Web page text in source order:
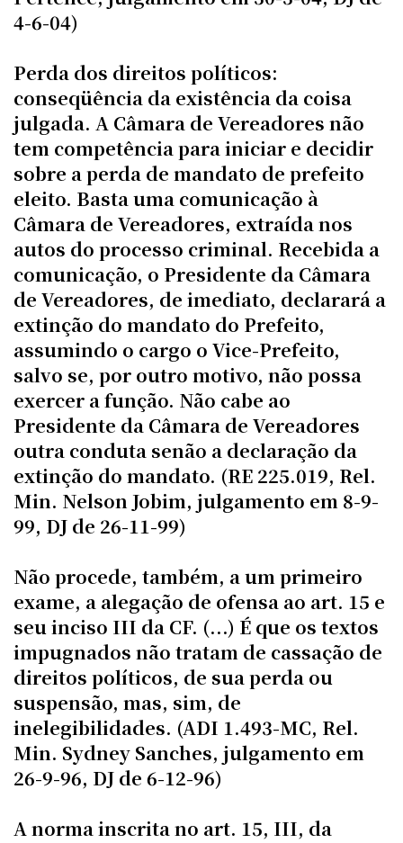
4-6-04)
Perda dos direitos políticos:
conseqüência da existência da coisa
julgada. A Câmara de Vereadores não
tem competência para iniciar e decidir
sobre a perda de mandato de prefeito
eleito. Basta uma comunicação à
Câmara de Vereadores, extraída nos
autos do processo criminal. Recebida a
comunicação, o Presidente da Câmara
de Vereadores, de imediato, declarará a
extinção do mandato do Prefeito,
assumindo o cargo o Vice-Prefeito,
salvo se, por outro motivo, não possa
exercer a função. Não cabe ao
Presidente da Câmara de Vereadores
outra conduta senão a declaração da
extinção do mandato. (RE 225.019, Rel.
Min. Nelson Jobim, julgamento em 8-9-
99, DJ de 26-11-99)
Não procede, também, a um primeiro
exame, a alegação de ofensa ao art. 15 e
seu inciso III da CF. (...) É que os textos
impugnados não tratam de cassação de
direitos políticos, de sua perda ou
suspensão, mas, sim, de
inelegibilidades. (ADI 1.493-MC, Rel.
Min. Sydney Sanches, julgamento em
26-9-96, DJ de 6-12-96)
A norma inscrita no art. 15, III, da